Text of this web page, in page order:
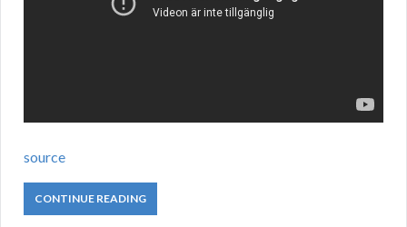
source
CONTINUE READING